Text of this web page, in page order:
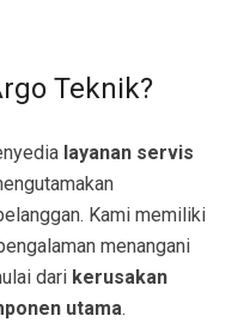
Teknik?
layanan servis
Kami memiliki
menangani
dari kerusakan
utama.